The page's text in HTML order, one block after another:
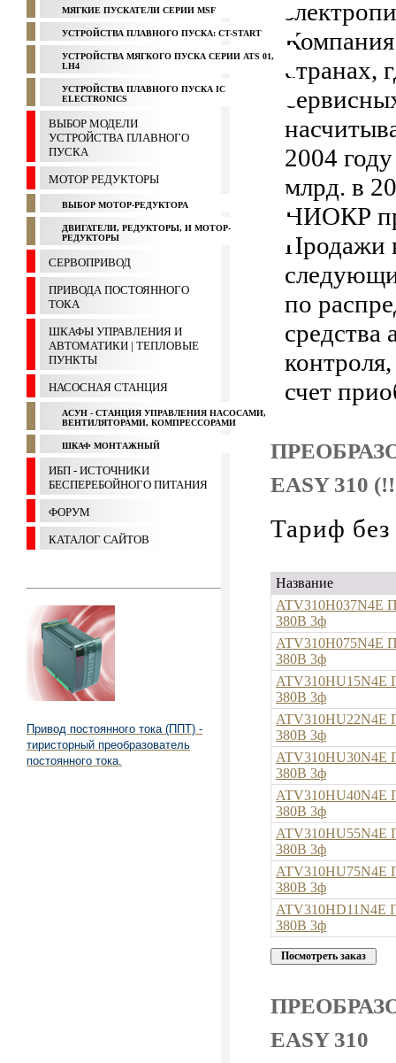
МЯГКИЕ ПУСКАТЕЛИ СЕРИИ MSF
УСТРОЙСТВА ПЛАВНОГО ПУСКА: CT-START
УСТРОЙСТВА МЯГКОГО ПУСКА СЕРИИ ATS 01,
LH4
УСТРОЙСТВА ПЛАВНОГО ПУСКА IC
ELECTRONICS
ВЫБОР МОДЕЛИ
УСТРОЙСТВА ПЛАВНОГО
ПУСКА
МОТОР РЕДУКТОРЫ
ВЫБОР МОТОР-РЕДУКТОРА
ДВИГАТЕЛИ, РЕДУКТОРЫ, И МОТОР-
РЕДУКТОРЫ
СЕРВОПРИВОД
ПРИВОДА ПОСТОЯННОГО
ТОКА
ШКАФЫ УПРАВЛЕНИЯ И
АВТОМАТИКИ | ТЕПЛОВЫЕ
ПУНКТЫ
НАСОСНАЯ СТАНЦИЯ
АСУН - СТАНЦИЯ УПРАВЛЕНИЯ НАСОСАМИ,
ВЕНТИЛЯТОРАМИ, КОМПРЕССОРАМИ
ШКАФ МОНТАЖНЫЙ
ИБП - ИСТОЧНИКИ
БЕСПЕРЕБОЙНОГО ПИТАНИЯ
ФОРУМ
КАТАЛОГ САЙТОВ
Привод постоянного тока (ППТ) -
тиристорный преобразователь
постоянного тока.
странах,
2004
млрд. в
НИОКР
Продажи
по
счет
EASY 310
Тариф
Название
ATV310H037N4E
380В 3ф
ATV310H075N4E
380В 3ф
ATV310HU15N4E
380В 3ф
ATV310HU22N4E
380В 3ф
ATV310HU30N4E
380В 3ф
ATV310HU40N4E
380В 3ф
ATV310HU55N4E
380В 3ф
ATV310HU75N4E
380В 3ф
ATV310HD11N4E
380В 3ф
EASY 310